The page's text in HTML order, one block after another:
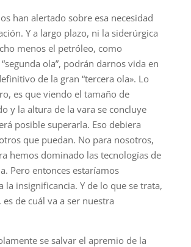
han alertado sobre esa necesidad
Y a largo plazo, ni la siderúrgica
menos el petróleo, como
ola”, podrán darnos vida en
de la gran “tercera ola». Lo
es que viendo el tamaño de
y la altura de la vara se concluye
posible superarla. Eso debiera
que puedan. No para nosotros,
hemos dominado las tecnologías de
Pero entonces estaríamos
la insigniﬁcancia. Y de lo que se trata,
es de cuál va a ser nuestra
se salvar el apremio de la